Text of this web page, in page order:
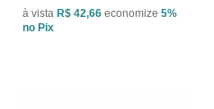
à vista R$ 42,66 economize 5%
no Pix